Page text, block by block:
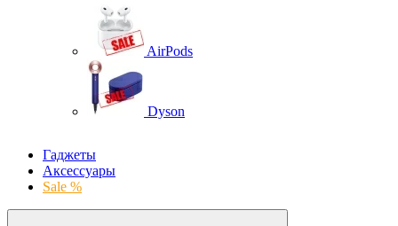
AirPods
Dyson
Гаджеты
Аксессуары
Sale %